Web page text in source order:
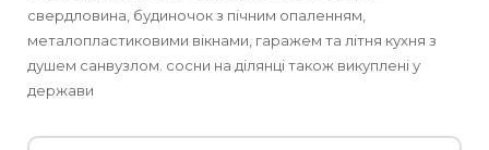
3-кімнатні
4-кімнатні
Нежитлові приміщення
Земельні ділянки
свердловина, будиночок з пічним опаленням,
металопластиковими вікнами, гаражем та літня кухня з
душем санвузлом. сосни на ділянці також викуплені у
держави